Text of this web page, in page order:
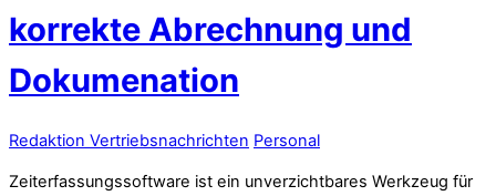
korrekte Abrechnung und
Dokumenation
Redaktion Vertriebsnachrichten Personal
Zeiterfassungssoftware ist ein unverzichtbares Werkzeug für